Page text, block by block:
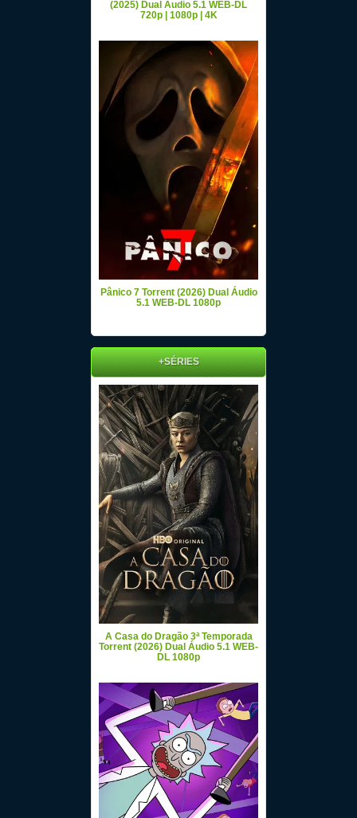
(2025) Dual Áudio 5.1 WEB-DL
720p | 1080p | 4K
Pânico 7 Torrent (2026) Dual Áudio
5.1 WEB-DL 1080p
+SÉRIES
A Casa do Dragão 3ª Temporada
Torrent (2026) Dual Áudio 5.1 WEB-
DL 1080p